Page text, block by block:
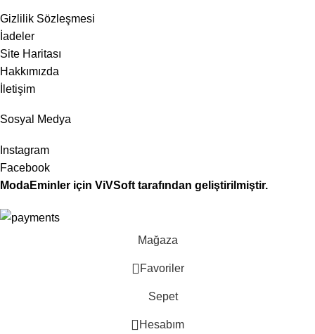
Gizlilik Sözleşmesi
İadeler
Site Haritası
Hakkımızda
İletişim
Sosyal Medya
Instagram
Facebook
ModaEminler için ViVSoft tarafından geliştirilmiştir.
Mağaza
Favoriler
Sepet
Hesabım